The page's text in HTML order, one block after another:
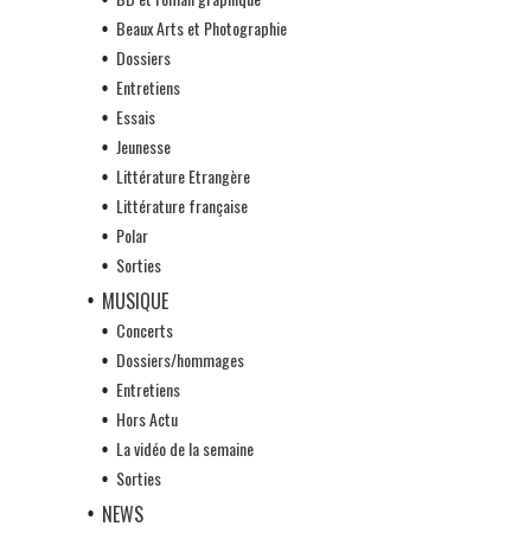
Beaux Arts et Photographie
Dossiers
Entretiens
Essais
Jeunesse
Littérature Etrangère
Littérature française
Polar
Sorties
MUSIQUE
Concerts
Dossiers/hommages
Entretiens
Hors Actu
La vidéo de la semaine
Sorties
NEWS